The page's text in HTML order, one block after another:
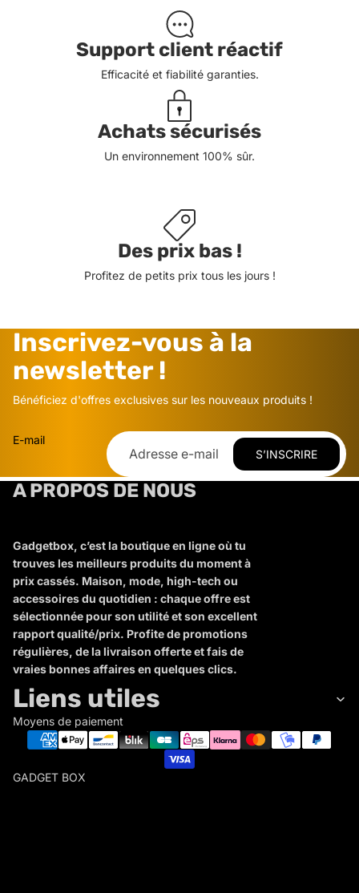
Support client réactif
Efficacité et fiabilité garanties.
Achats sécurisés
Un environnement 100% sûr.
Des prix bas !
Profitez de petits prix tous les jours !
Inscrivez-vous à la
newsletter !
Bénéficiez d'offres exclusives sur les nouveaux produits !
E-mail
S’INSCRIRE
A PROPOS DE NOUS
Gadgetbox, c’est la boutique en ligne où tu
trouves les meilleurs produits du moment à
prix cassés. Maison, mode, high-tech ou
accessoires du quotidien : chaque offre est
sélectionnée pour son utilité et son excellent
rapport qualité/prix. Profite de promotions
régulières, de la livraison offerte et fais de
vraies bonnes affaires en quelques clics.
Liens utiles
Moyens de paiement
GADGET BOX